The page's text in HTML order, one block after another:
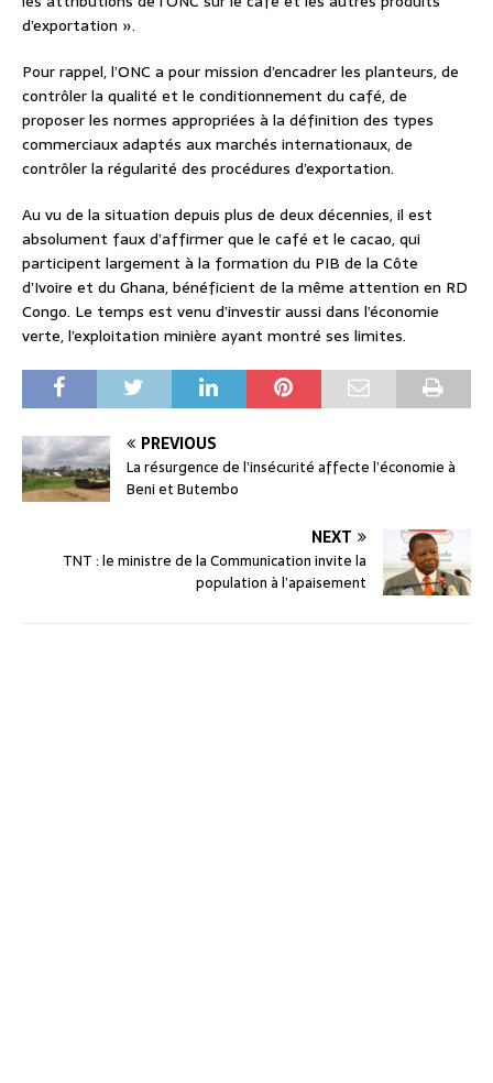
d’exportation ».
Pour rappel, l’ONC a pour mission d’encadrer les planteurs, de
contrôler la qualité et le conditionnement du café, de
proposer les normes appropriées à la définition des types
commerciaux adaptés aux marchés internationaux, de
contrôler la régularité des procédures d’exportation.
Au vu de la situation depuis plus de deux décennies, il est
absolument faux d’affirmer que le café et le cacao, qui
participent largement à la formation du PIB de la Côte
d’Ivoire et du Ghana, bénéficient de la même attention en RD
Congo. Le temps est venu d’investir aussi dans l’économie
verte, l’exploitation minière ayant montré ses limites.
PREVIOUS
La résurgence de l’insécurité affecte l’économie à
Beni et Butembo
NEXT
TNT : le ministre de la Communication invite la
population à l’apaisement